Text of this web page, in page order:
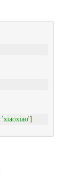
'xiaoxiao']